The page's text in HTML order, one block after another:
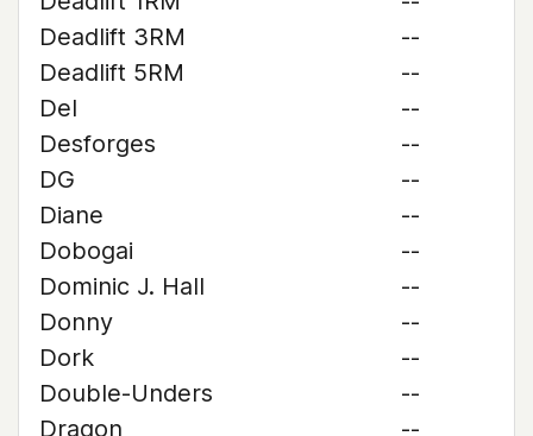
Deadlift 3RM
--
Deadlift 5RM
--
Del
--
Desforges
--
DG
--
Diane
--
Dobogai
--
Dominic J. Hall
--
Donny
--
Dork
--
Double-Unders
--
Dragon
--